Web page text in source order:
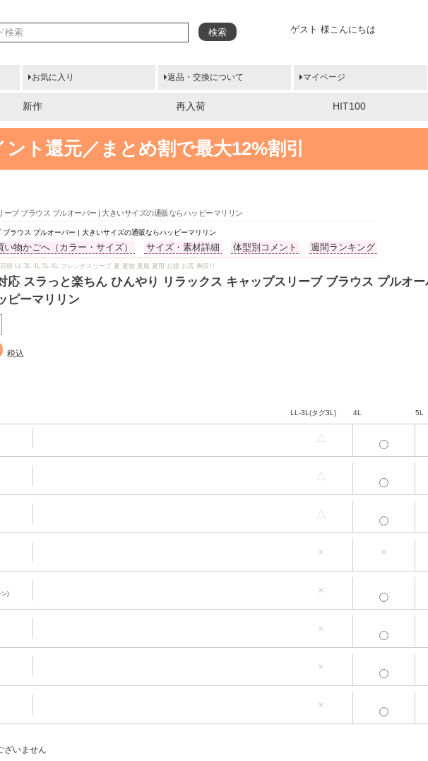
ゲスト 様こんにちは
検索
お気に入り 返品・交換について マイページ
新作 再入荷 HIT100
ト還元／まとめ割で最大12%割引
ブ ブラウス プルオーバー | 大きいサイズの通販ならハッピーマリリン
ラウス プルオーバー | 大きいサイズの通販ならハッピーマリリン
い物かごへ（カラー・サイズ） サイズ・素材詳細 体型別コメント 週間ランキング
柄 LL 3L 4L 5L 6L フレンチスリーブ 夏 夏物 夏服 夏用 お腹 お尻 胸回り
応 スラっと楽ちん ひんやり リラックス キャップスリーブ ブラウス プルオ
ピーマリリン
税込
LL-3L(タグ3L)
△
4L 5L
△
△
× ×
ン) ×
×
×
×
ざいません